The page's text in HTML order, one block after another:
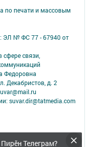
Пирӗн Телеграм?
по печати и массовым
ЭЛ № ФС 77 - 67940 от
связи,
Федоровна
Декабристов, д. 2
suvar.dir@tatmedia.com
сервисов и